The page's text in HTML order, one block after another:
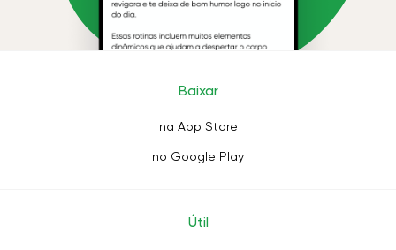
Baixar
na App Store
no Google Play
Útil